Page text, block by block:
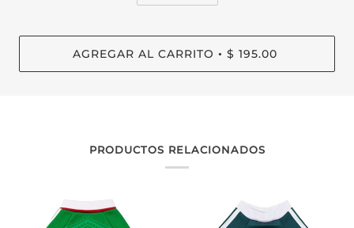
AGREGAR AL CARRITO • $ 195.00
PRODUCTOS RELACIONADOS